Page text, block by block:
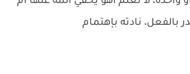
بالفعل، نادته بإهتمام